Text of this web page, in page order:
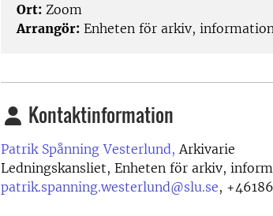
Ort: Zoom
Arrangör: Enheten för arkiv,
Kontaktinformation
Patrik Spånning Vesterlund, Arkivarie
Ledningskansliet, Enheten för arkiv,
patrik.spanning.westerlund@slu.se,